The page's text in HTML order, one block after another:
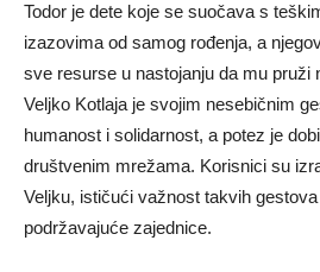
Todor je dete koje se suočava s
izazovima od samog rođenja, a
sve resurse u nastojanju da mu pruži
Veljko Kotlaja je svojim nesebičnim
humanost i solidarnost, a potez je
društvenim mrežama. Korisnici su
Veljku, ističući važnost takvih
podržavajuće zajednice.